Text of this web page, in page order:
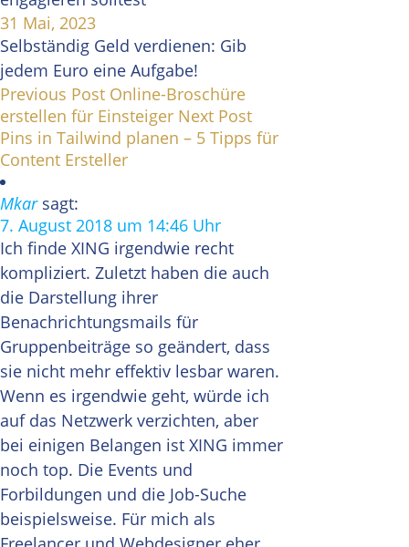
31 Mai, 2023
Selbständig Geld verdienen: Gib
jedem Euro eine Aufgabe!
Previous Post Online-Broschüre
erstellen für Einsteiger Next Post
Pins in Tailwind planen – 5 Tipps für
Content Ersteller
Mkar sagt:
7. August 2018 um 14:46 Uhr
Ich finde XING irgendwie recht
kompliziert. Zuletzt haben die auch
die Darstellung ihrer
Benachrichtungsmails für
Gruppenbeiträge so geändert, dass
sie nicht mehr effektiv lesbar waren.
Wenn es irgendwie geht, würde ich
auf das Netzwerk verzichten, aber
bei einigen Belangen ist XING immer
noch top. Die Events und
Forbildungen und die Job-Suche
beispielsweise. Für mich als